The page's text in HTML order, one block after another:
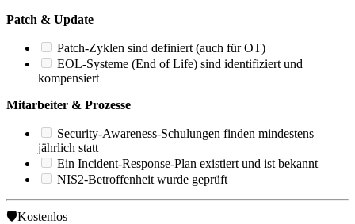
Patch & Update
Patch-Zyklen sind definiert (auch für OT)
EOL-Systeme (End of Life) sind identifiziert und
kompensiert
Mitarbeiter & Prozesse
Security-Awareness-Schulungen finden mindestens
jährlich statt
Ein Incident-Response-Plan existiert und ist bekannt
NIS2-Betroffenheit wurde geprüft
🛡️Kostenlos